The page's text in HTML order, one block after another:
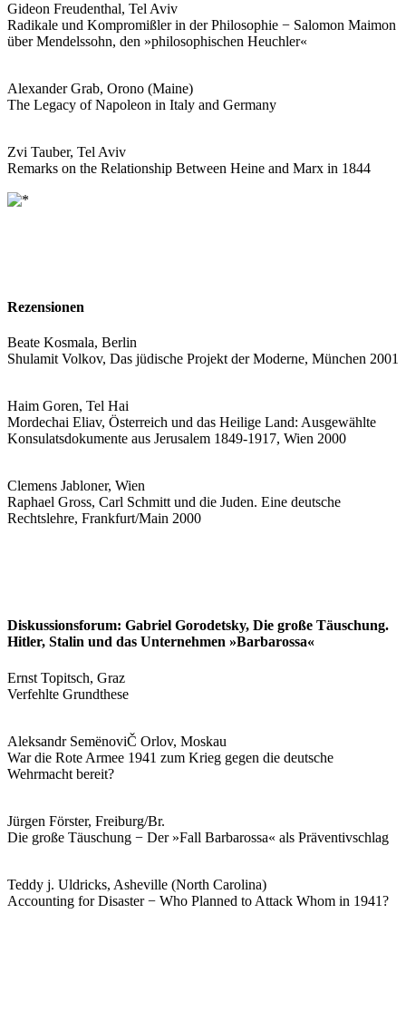
Gideon Freudenthal, Tel Aviv
Radikale und Kompromißler in der Philosophie − Salomon Maimon
über Mendelssohn, den »philosophischen Heuchler«
Alexander Grab, Orono (Maine)
The Legacy of Napoleon in Italy and Germany
Zvi Tauber, Tel Aviv
Remarks on the Relationship Between Heine and Marx in 1844
Rezensionen
Beate Kosmala, Berlin
Shulamit Volkov, Das jüdische Projekt der Moderne, München 2001
Haim Goren, Tel Hai
Mordechai Eliav, Österreich und das Heilige Land: Ausgewählte
Konsulatsdokumente aus Jerusalem 1849-1917, Wien 2000
Clemens Jabloner, Wien
Raphael Gross, Carl Schmitt und die Juden. Eine deutsche
Rechtslehre, Frankfurt/Main 2000
Diskussionsforum: Gabriel Gorodetsky, Die große Täuschung.
Hitler, Stalin und das Unternehmen »Barbarossa«
Ernst Topitsch, Graz
Verfehlte Grundthese
Aleksandr SemënoviČ Orlov, Moskau
War die Rote Armee 1941 zum Krieg gegen die deutsche
Wehrmacht bereit?
Jürgen Förster, Freiburg/Br.
Die große Täuschung − Der »Fall Barbarossa« als Präventivschlag
Teddy j. Uldricks, Asheville (North Carolina)
Accounting for Disaster − Who Planned to Attack Whom in 1941?